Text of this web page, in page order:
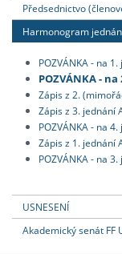
Předsednictvo
Harmonogram
POZVÁNKA - na 1.
POZVÁNKA -
Zápis z 2.
Zápis z 3. jednání
POZVÁNKA - na 4.
Zápis z 1. jednání
POZVÁNKA - na 3.
USNESENÍ
Akademický senát FF